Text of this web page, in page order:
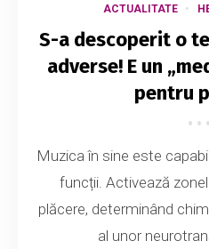
ACTUALITATE
S-a descoperit o
adverse! E un
pentru
Muzica în sine este
funcții. Activează
plăcere, determinând
al unor